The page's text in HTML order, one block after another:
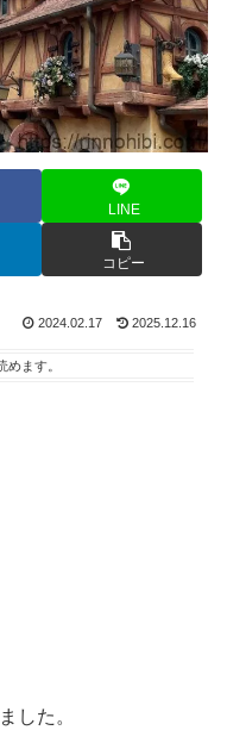
LINE
コピー
2024.02.17 2025.12.16
めます。
した。